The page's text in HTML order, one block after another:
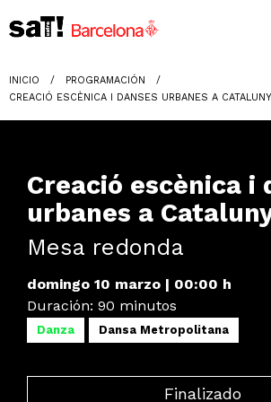
INICIO
PROGRAMACIÓN
CREACIÓ ESCÈNICA I DANSES URBANES A
Creació escènica i
urbanes a
Mesa redonda
domingo 10 marzo | 00:00 h
Duración: 90 minutos
Danza Dansa Metropolitana
Finalizado